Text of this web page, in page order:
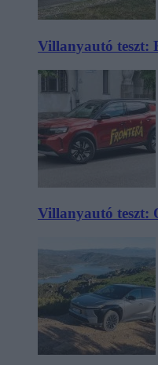
Villanyautó teszt:
Villanyautó teszt: